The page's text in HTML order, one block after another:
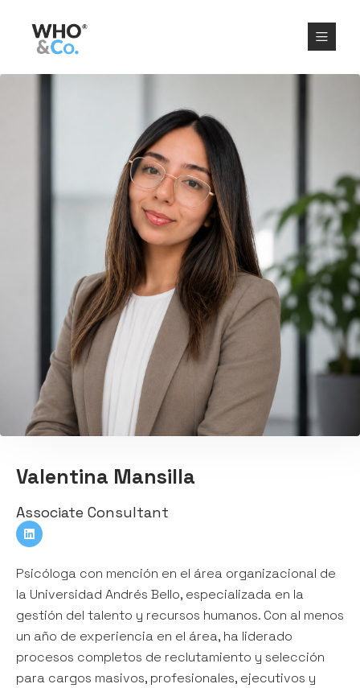
Valentina Mansilla
Associate Consultant
Psicóloga con mención en el área organizacional de
la Universidad Andrés Bello, especializada en la
gestión del talento y recursos humanos. Con al menos
un año de experiencia en el área, ha liderado
procesos completos de reclutamiento y selección
para cargos masivos, profesionales, ejecutivos y